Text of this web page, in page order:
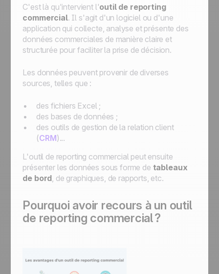
C'est là qu'intervient l'outil de reporting
commercial. Il s'agit d'un logiciel ou d'une
application qui collecte, analyse et présente des
données commerciales de manière claire et
structurée pour faciliter la prise de décision.
Les données peuvent provenir de diverses
sources, telles que :
des fichiers Excel ;
des bases de données ;
des outils de gestion de la relation client
(CRM)...
L'outil de reporting commercial peut ensuite
présenter les données sous forme de tableaux
de bord, de graphiques, de rapports, etc.
Pourquoi avoir recours à un outil
de reporting commercial ?